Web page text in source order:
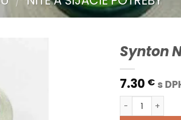
Synton
7.30 € s
množstvo